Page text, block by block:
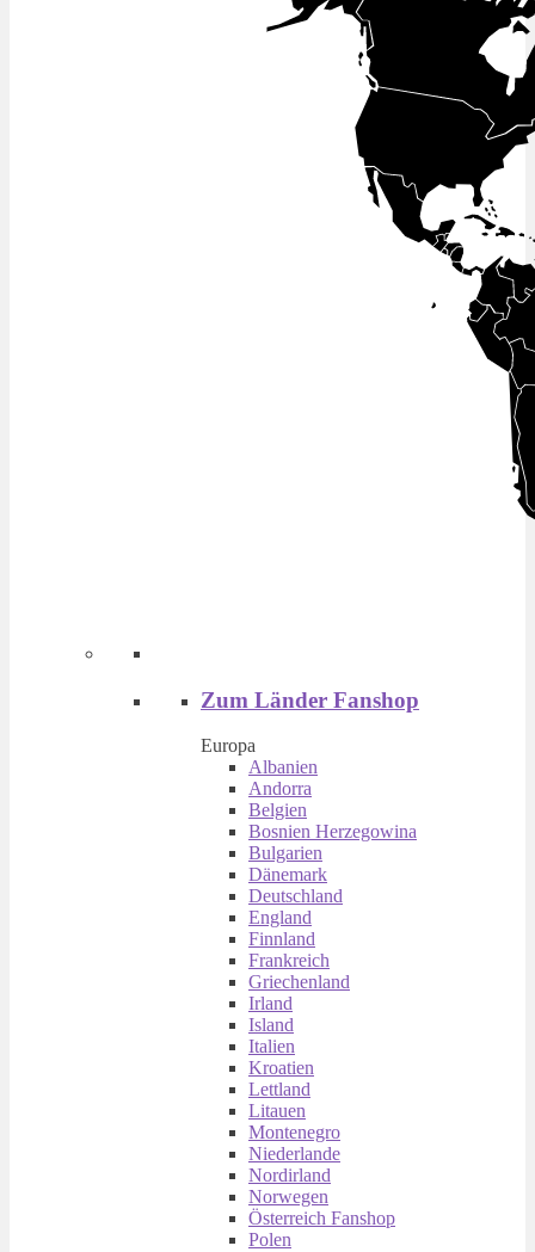
Zum Länder Fanshop
Europa
Albanien
Andorra
Belgien
Bosnien Herzegowina
Bulgarien
Dänemark
Deutschland
England
Finnland
Frankreich
Griechenland
Irland
Island
Italien
Kroatien
Lettland
Litauen
Montenegro
Niederlande
Nordirland
Norwegen
Österreich Fanshop
Polen